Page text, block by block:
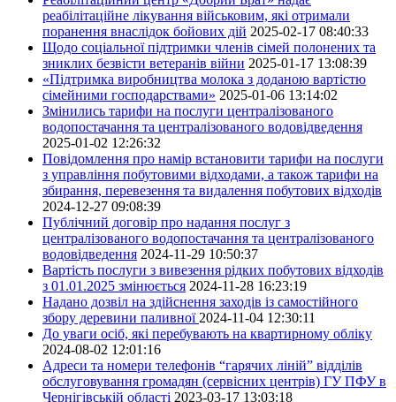
реабілітаційне лікування військовим, які отримали
поранення внаслідок бойових дій 2025-02-17 08:40:33
Щодо соціальної підтримки членів сімей полонених та
зниклих безвісти ветеранів війни 2025-01-17 13:08:39
«Підтримка виробництва молока з доданою вартістю
сімейними господарствами» 2025-01-06 13:14:02
Змінились тарифи на послуги централізованого
водопостачання та централізованого водовідведення
2025-01-02 12:26:32
Повідомлення про намір встановити тарифи на послуги
з управління побутовими відходами, а також тарифи на
збирання, перевезення та видалення побутових відходів
2024-12-27 09:08:39
Публічний договір про надання послуг з
централізованого водопостачання та централізованого
водовідведення 2024-11-29 10:50:37
Вартість послуги з вивезення рідких побутових відходів
з 01.01.2025 змінюється 2024-11-28 16:23:19
Надано дозвіл на здійснення заходів із самостійного
збору деревини паливної 2024-11-04 12:30:11
До уваги осіб, які перебувають на квартирному обліку
2024-08-02 12:01:16
Адреси та номери телефонів “гарячих ліній” відділів
обслуговування громадян (сервісних центрів) ГУ ПФУ в
Чернігівській області 2023-03-17 13:03:18